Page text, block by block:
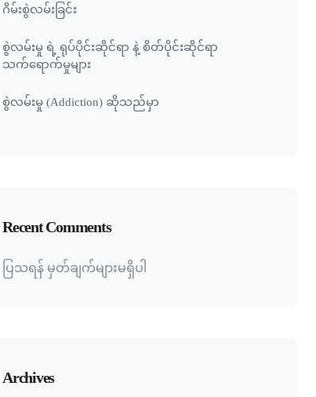
ဂိမ်းစွဲလမ်းခြင်း
စွဲလမ်းမှု ရဲ့ ရုပ်ပိုင်းဆိုင်ရာ နဲ့ စိတ်ပိုင်းဆိုင်ရာ
သက်ရောက်မှုများ
စွဲလမ်းမှု (Addiction) ဆိုသည်မှာ
Recent Comments
ပြသရန် မှတ်ချက်များမရှိပါ
Archives